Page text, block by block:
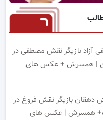
آزاد بازیگر نقش مصطفی در
| همسرش + عکس های
دهقان بازیگر نقش فروغ در
همسرش | عکس های